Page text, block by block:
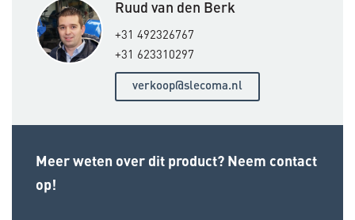
Meer weten over dit product? Neem contact
op!
Ruud van den Berk
+31 492326767
+31 623310297
verkoop@slecoma.nl